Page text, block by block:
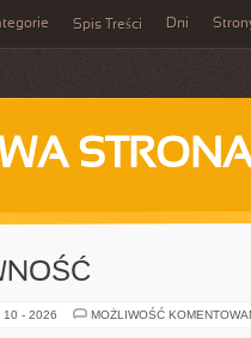
Spis Treści Dni
10 - 2026 MOŻLIWOŚĆ